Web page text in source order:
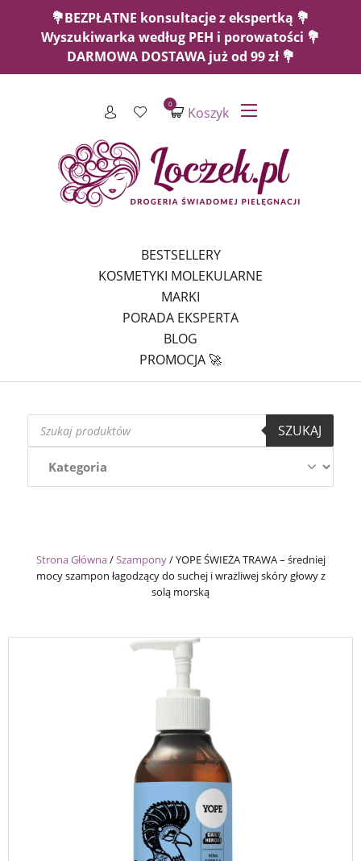
💐BEZPŁATNE konsultacje z ekspertką 💐
Wyszukiwarka według PEH i porowatości 💐
DARMOWA DOSTAWA już od 99 zł 💐
Koszyk
0
BESTSELLERY
KOSMETYKI MOLEKULARNE
MARKI
PORADA EKSPERTA
BLOG
PROMOCJA 🚀
Wyszukiwarka
produktów
SZUKAJ
Strona Główna/Szampony/YOPE ŚWIEŻA TRAWA – średniej
mocy szampon łagodzący do suchej i wrażliwej skóry głowy z
solą morską